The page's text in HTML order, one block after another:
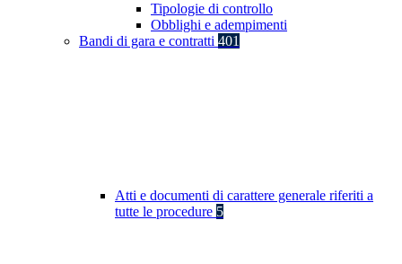
Tipologie di controllo
Obblighi e adempimenti
Bandi di gara e contratti 401
Atti e documenti di carattere generale riferiti a
tutte le procedure 5